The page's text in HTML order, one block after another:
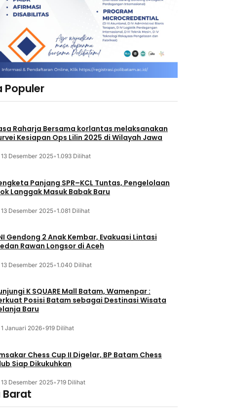
Populer
Raharja Bersama korlantas melaksanakan
Kesiapan Ops Lilin 2025 di Wilayah Jawa
13 Desember 2025•1.093 Dilihat
Panjang SPR–KCL Tuntas, Pengelolaan
Langgak Masuk Babak Baru
13 Desember 2025•1.081 Dilihat
Gendong 2 Anak Kembar, Evakuasi Lintasi
Rawan Longsor di Aceh
13 Desember 2025•1.040 Dilihat
K SQUARE Mall Batam, Wamenpar :
Posisi Batam sebagai Destinasi Wisata
Baru
1 Januari 2026•919 Dilihat
Chess Cup II Digelar, BP Batam Chess
Siap Dikukuhkan
13 Desember 2025•719 Dilihat